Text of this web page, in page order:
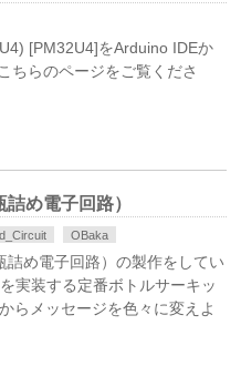
[PM32U4]をArduino IDEか
ちらのページをご覧くださ
め電子回路）
OBaka
め電子回路）の製作をしてい
実装する定番ボトルサーキッ
らメッセージを色々に変えよ